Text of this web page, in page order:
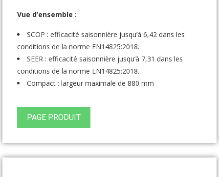
Vue d’ensemble :
SCOP : efficacité saisonnière jusqu’à 6,42 dans les
conditions de la norme EN14825:2018.
SEER : efficacité saisonnière jusqu’à 7,31 dans les
conditions de la norme EN14825:2018.
Compact : largeur maximale de 880 mm
PAGE PRODUIT